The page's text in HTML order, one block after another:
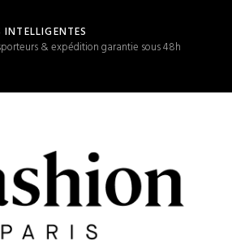
& expédition garantie sous 48h